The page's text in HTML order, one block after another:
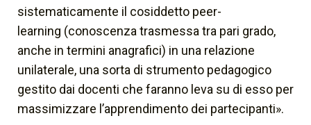
sistematicamente il cosiddetto peer-
learning (conoscenza trasmessa tra pari grado,
anche in termini anagrafici) in una relazione
unilaterale, una sorta di strumento pedagogico
gestito dai docenti che faranno leva su di esso per
massimizzare l’apprendimento dei partecipanti».